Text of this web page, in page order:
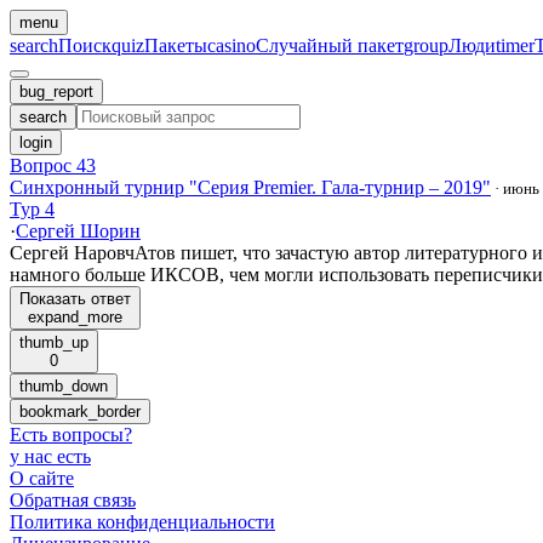
menu
searchПоискquizПакетыcasinoСлучайный пакетgroupЛюдиtimer
bug_report
search
login
Вопрос 43
Синхронный турнир "Серия Premier. Гала-турнир – 2019" · июнь
Тур 4
·Сергей Шорин
Сергей НаровчАтов пишет, что зачастую автор
намного больше ИКСОВ, чем могли использовать
Показать ответ
expand_more
thumb_up
0
thumb_down
bookmark_border
Есть вопросы?
у нас есть
О сайте
Обратная связь
Политика конфиденциальности